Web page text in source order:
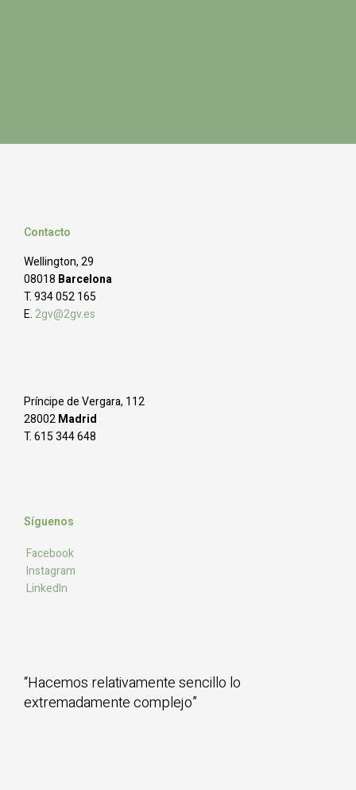
Contacto
Wellington, 29
08018 Barcelona
T. 934 052 165
E.2gv@2gv.es
Príncipe de Vergara, 112
28002Madrid
T. 615 344 648
Síguenos
Facebook
Instagram
LinkedIn
“Hacemos relativamente sencillo lo
extremadamente complejo”